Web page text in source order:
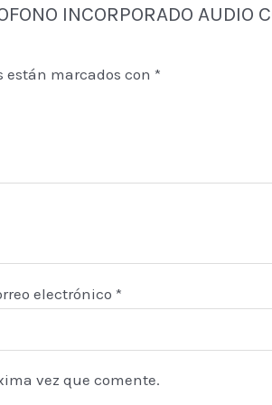
INCORPORADO AUDIO
están marcados con *
electrónico *
vez que comente.